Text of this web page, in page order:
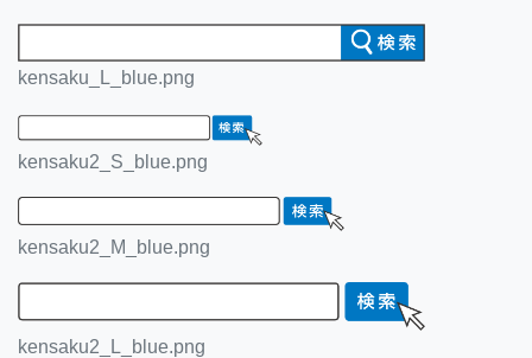
kensaku_L_blue.png
kensaku2_S_blue.png
kensaku2_M_blue.png
kensaku2_L_blue.png